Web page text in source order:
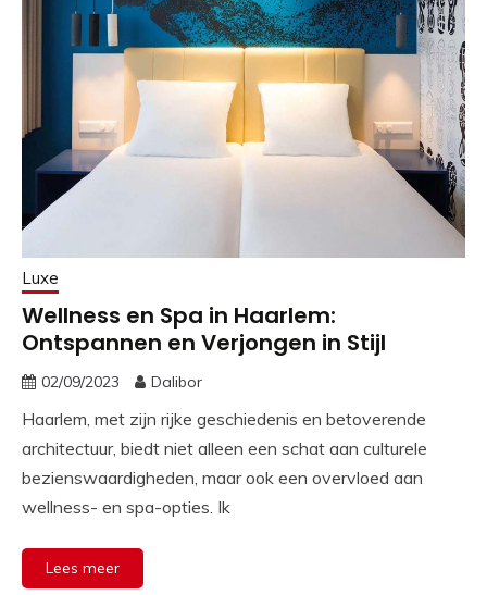
Luxe
Wellness en Spa in Haarlem:
Ontspannen en Verjongen in Stijl
02/09/2023 Dalibor
Haarlem, met zijn rijke geschiedenis en betoverende
architectuur, biedt niet alleen een schat aan culturele
bezienswaardigheden, maar ook een overvloed aan
wellness- en spa-opties. Ik
Lees meer